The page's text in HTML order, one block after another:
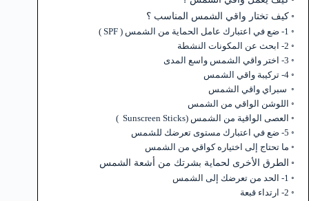
كيف تختار واقي الشمس المناسب ؟
1- ضع في اعتبارك عامل الحماية من الشمس ( SPF )
2- ابحث عن المكونات النشطة
3- اختر واقي الشمس واسع المدى
4- تركيبة واقي الشمس
سبراي واقي الشمس
اللوشن الواقي من الشمس
العصى الواقية من الشمس (Sunscreen Sticks )
5- ضع في اعتبارك مستوى تعرضك للشمس
ما تحتاج إلى اختياره كواقي من الشمس
الطرق الأخرى لحماية بشرتك من أشعة الشمس
1- الحد من تعرضك إلى الشمس
2- ارتداء قبعة